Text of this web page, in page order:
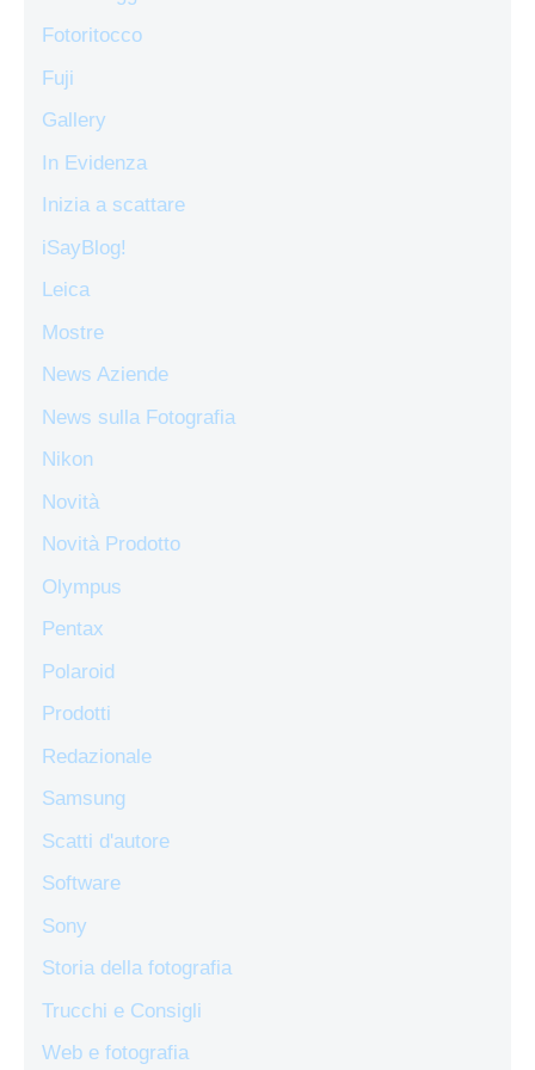
Fotoritocco
Fuji
Gallery
In Evidenza
Inizia a scattare
iSayBlog!
Leica
Mostre
News Aziende
News sulla Fotografia
Nikon
Novità
Novità Prodotto
Olympus
Pentax
Polaroid
Prodotti
Redazionale
Samsung
Scatti d'autore
Software
Sony
Storia della fotografia
Trucchi e Consigli
Web e fotografia